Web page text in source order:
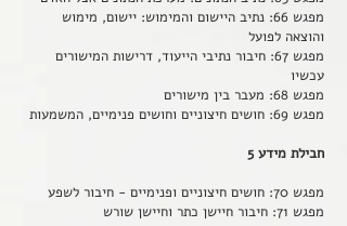
מפגש 66: נתיב היישום והמימוש: יישום, מימוש
והוצאה לפועל
מפגש 67: חיבור נתיבי הייעוד, דרישות המישורים
עכשיו
מפגש 68: מעבר בין מישורים
מפגש 69: חושים חיצוניים וחושים פנימיים, המשמעות
חבילת מידע 5
מפגש 70: חושים חיצוניים ופנימיים - חיבור לשפע
מפגש 71: חיבור חיישן כתר וחיישן שורש